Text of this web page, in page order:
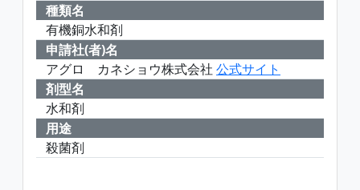
種類名
有機銅水和剤
申請社(者)名
アグロ カネショウ株式会社 公式サイト
剤型名
水和剤
用途
殺菌剤